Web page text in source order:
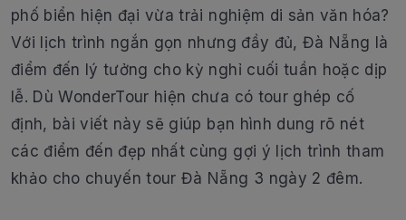
phố biển hiện đại vừa trải nghiệm di sản văn hóa?
Với lịch trình ngắn gọn nhưng đầy đủ, Đà Nẵng là
điểm đến lý tưởng cho kỳ nghỉ cuối tuần hoặc dịp
lễ. Dù WonderTour hiện chưa có tour ghép cố
định, bài viết này sẽ giúp bạn hình dung rõ nét
các điểm đến đẹp nhất cùng gợi ý lịch trình tham
khảo cho chuyến tour Đà Nẵng 3 ngày 2 đêm.